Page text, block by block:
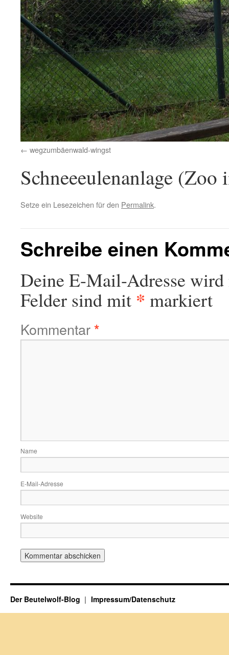
wegzumbäenwald-wingst
Schneeeulenanlage
Setze ein Lesezeichen für den Permalink.
Schreibe einen
Deine E-Mail-Adresse
Felder sind mit * markiert
Kommentar*
Name
E-Mail-Adresse
Website
Der Beutelwolf-Blog Impressum/Datenschutz